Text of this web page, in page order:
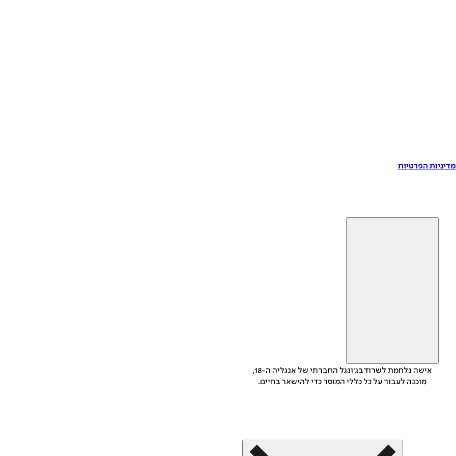
הפרטיות
אישה נלחמת לשרוד בג'ונגל החברתי של אנגליה ה-18,
מוכנה לעבור על כל כללי המוסר כדי להישאר בחיים.